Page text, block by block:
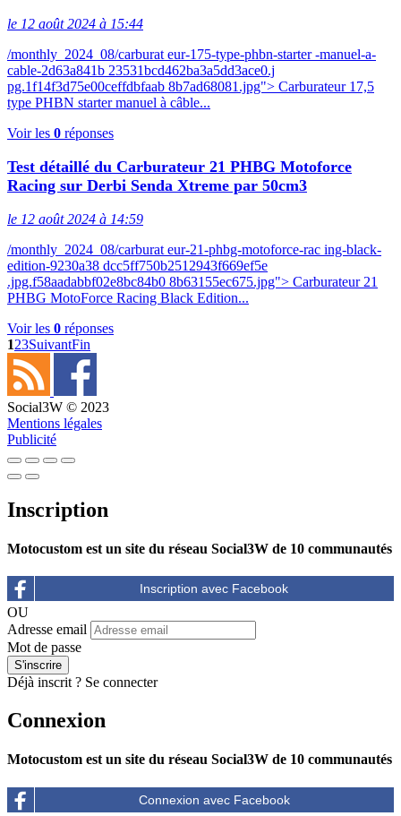
le 12 août 2024 à 15:44
/monthly_2024_08/carburat eur-175-type-phbn-starter -manuel-a-
cable-2d63a841b 23531bcd462ba3a5dd3ace0.j
pg.1f14f3d75e00ceffdbfaab 8b7ad68081.jpg"> Carburateur 17,5
type PHBN starter manuel à câble...
Voir les 0 réponses
Test détaillé du Carburateur 21 PHBG Motoforce
Racing sur Derbi Senda Xtreme par 50cm3
le 12 août 2024 à 14:59
/monthly_2024_08/carburat eur-21-phbg-motoforce-rac ing-black-
edition-9230a38 dcc5ff750b2512943f669ef5e
.jpg.f58aadabbf02e8bc84b0 8b63155ec675.jpg"> Carburateur 21
PHBG MotoForce Racing Black Edition...
Voir les 0 réponses
123SuivantFin
Social3W © 2023
Mentions légales
Publicité
Inscription
Motocustom est un site du réseau Social3W de 10 communautés
OU
Adresse email
Mot de passe
Déjà inscrit ? Se connecter
Connexion
Motocustom est un site du réseau Social3W de 10 communautés